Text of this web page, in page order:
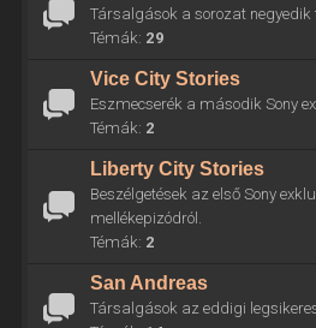
Társalgások a sorozat negyedik
Témák: 29
Vice City Stories
Eszmecserék a második Sony
Témák: 2
Liberty City Stories
Beszélgetések az első Sony
mellékepizódról.
Témák: 2
San Andreas
Társalgások az eddigi